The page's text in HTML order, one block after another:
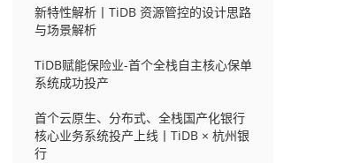
新特性解析丨TiDB 资源管控的设计思路
与场景解析
TiDB赋能保险业-首个全栈自主核心保单
系统成功投产
首个云原生、分布式、全栈国产化银行
核心业务系统投产上线丨TiDB × 杭州银
行